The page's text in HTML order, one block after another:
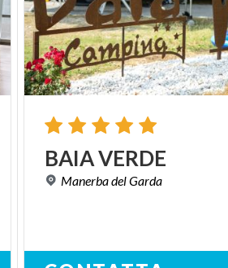
BAIAVERDE
ManerbadelGarda